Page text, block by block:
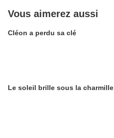
Vous aimerez aussi
Cléon a perdu sa clé
Le soleil brille sous la charmille